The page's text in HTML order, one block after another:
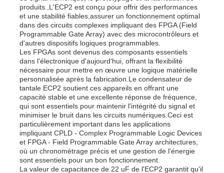
Accueil
produits.,L'ECP2 est conçu pour offrir des performances
et une stabilité fiables,assurer un fonctionnement optimal
dans des circuits complexes impliquant des FPGA (Field
Programmable Gate Array) avec des microcontrôleurs et
d'autres dispositifs logiques programmables.
Les FPGAs sont devenus des composants essentiels
dans l'électronique d'aujourd'hui, offrant la flexibilité
nécessaire pour mettre en œuvre une logique matérielle
personnalisée après la fabrication.Le condensateur de
tantale ECP2 soutient ces appareils en offrant une
capacité stable et une excellente réponse de fréquence,
qui sont essentiels pour maintenir l'intégrité du signal et
minimiser le bruit dans les circuits numériques.Ceci est
particulièrement important dans les applications
impliquant CPLD - Complex Programmable Logic Devices
et FPGA - Field Programmable Gate Array architectures,
où un chronométrage précis et une gestion de l'énergie
sont essentiels pour un bon fonctionnement.
La valeur de capacitance de 22 uF de l'ECP2 garantit qu'il